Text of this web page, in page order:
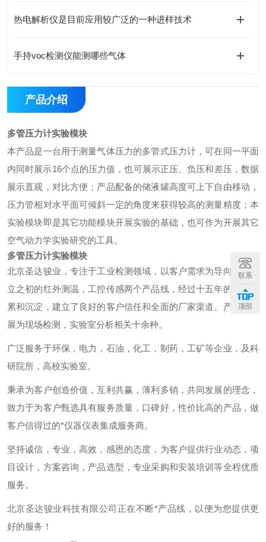
热电解析仪是目前应用较广泛的一种进样技术
手持voc检测仪能测哪些气体
产品介绍
多管压力计实验模块
本产品是一台用于测量气体压力的多管式压力计，可在同一平面
内同时展示16个点的压力值，也可展示正压、负压和差压，数据
展示直观，对比方便；产品配备的储液罐高度可上下自由移动，
压力管相对水平面可倾斜一定的角度来获得较高的测量精度；本
实验模块即是其它功能模块开展实验的基础，也可作为开展其它
空气动力学实验研究的工具。
多管压力计实验模块
北京圣达骏业，专注于工业检测领域，以客户需求为导向，从成
立之初的红外测温，工控传感两个产品线，经过十五年的行业积
累和沉淀，建立了良好的客户信任和全面的厂家渠道。产品线拓
展为现场检测，实验室分析相关十余种。
广泛服务于环保，电力，石油，化工，制药，工矿等企业，及科
研院所，高校实验室。
秉承为客户创造价值，互利共赢，薄利多销，共同发展的理念，
致力于为客户甄选具有服务质量，口碑好，性价比高的产品，做
客户信得过的*仪器仪表集成服务商。
坚持诚信，专业，高效，感恩的态度，为客户提供行业动态，项
目设计，方案咨询，产品选型，专业采购和安装培训等全程优质
服务。
北京圣达骏业科技有限公司正在不断*产品线，以便为您提供更
好的服务！
联系
顶部